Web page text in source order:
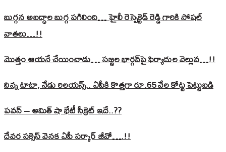
బుగ్గన అబద్ధాల బుగ్గ పగిలింది… హైలీ రెస్పెక్టెడ్‌ రెడ్డి గారికి సోషల్‌
వాతలు…!!
మొత్తం ఆయనే చేయించాడు… సజ్జల భార్గవ్‌పై ఫిర్యాదుల వెల్లువ…!!
నిన్న టాటా, నేడు రిలయన్స్.. ఏపీకి కొత్తగా రూ.65 వేల కోట్ట పెట్టుబడి
పవన్‌ – అమిత్‌ షా భేటీ సీక్రెట్‌ ఇదే..??
దేవర సక్సెస్‌ వెనక ఏపీ సర్కార్‌ జీవో….!!